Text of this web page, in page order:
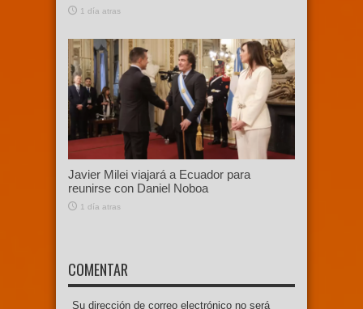
1 día atras
Javier Milei viajará a Ecuador para
reunirse con Daniel Noboa
1 día atras
COMENTAR
Su dirección de correo electrónico no será